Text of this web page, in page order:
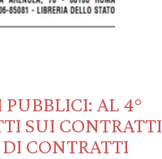
AL 4°
SUI CONTRATTI
CONTRATTI